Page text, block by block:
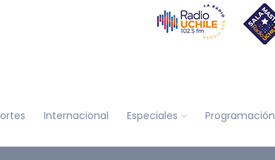
Internacional Especiales Programación